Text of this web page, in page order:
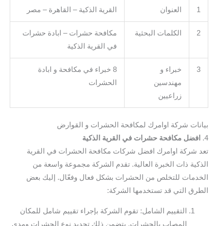
1 العنوان القرية الذكية – القاهرة – مصر
2 الكلمات البحثية
مكافحة حشرات – ابادة حشرات
في القرية الذكية
3
خبراء و
مهندسين
زراعيين
8 خبراء في مكافحة و ابادة
الحشرات
بيانات شركة اوامرك لمكافحة الحشرات و القوارض
4.
افضل مكافحة حشرات في القرية الذكية
تعد شركة اوامرك افضل شركات مكافحة الحشرات في القرية
الذكية ذات الخبرة العالية. تقدم الشركة مجموعة واسعة من
الخدمات للتخلص من الحشرات بشكل فعال وفعّال. إليك بعض
الطرق التي قد تستخدمها الشركة:
التقييم الشامل: تقوم الشركة بإجراء تقييم شامل للمكان
المصاب بالحشرات. يتضمن ذلك تحديد نوع الحشرات ومدى